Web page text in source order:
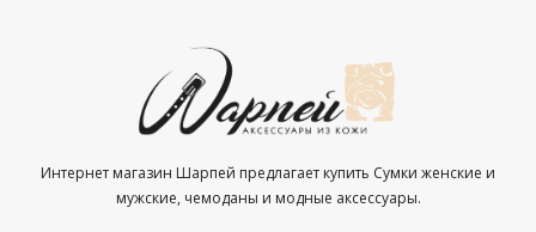
Широкий ассортимент и проверенные бренды — Pitas,
Fabretti, Harmon.
100% соответствие международным стандартам
качества. Наличие сертификатов на каждую товарную
позицию.
Интернет магазин Шарпей предлагает купить Сумки женские и
мужские, чемоданы и модные аксессуары.